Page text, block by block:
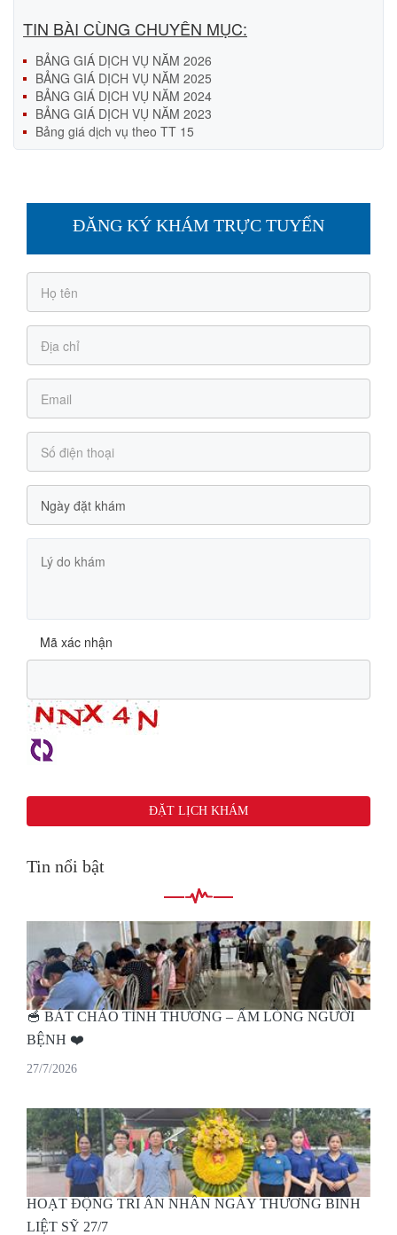
TIN BÀI CÙNG CHUYÊN MỤC:
BẢNG GIÁ DỊCH VỤ NĂM 2026
BẢNG GIÁ DỊCH VỤ NĂM 2025
BẢNG GIÁ DỊCH VỤ NĂM 2024
BẢNG GIÁ DỊCH VỤ NĂM 2023
Bảng giá dịch vụ theo TT 15
ĐĂNG KÝ KHÁM TRỰC TUYẾN
Mã xác nhận
Tin nổi bật
🥣 BÁT CHÁO TÌNH THƯƠNG – ẤM LÒNG NGƯỜI
BỆNH ❤️
27/7/2026
HOẠT ĐỘNG TRI ÂN NHÂN NGÀY THƯƠNG BINH
LIỆT SỸ 27/7